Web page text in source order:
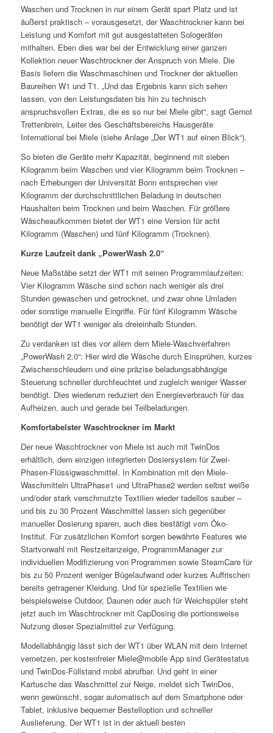
Waschen und Trocknen in nur einem Gerät spart Platz und ist
äußerst praktisch – vorausgesetzt, der Waschtrockner kann bei
Leistung und Komfort mit gut ausgestatteten Sologeräten
mithalten. Eben dies war bei der Entwicklung einer ganzen
Kollektion neuer Waschtrockner der Anspruch von Miele. Die
Basis liefern die Waschmaschinen und Trockner der aktuellen
Baureihen W1 und T1. „Und das Ergebnis kann sich sehen
lassen, von den Leistungsdaten bis hin zu technisch
anspruchsvollen Extras, die es so nur bei Miele gibt“, sagt Gernot
Trettenbrein, Leiter des Geschäftsbereichs Hausgeräte
International bei Miele (siehe Anlage „Der WT1 auf einen Blick“).
So bieten die Geräte mehr Kapazität, beginnend mit sieben
Kilogramm beim Waschen und vier Kilogramm beim Trocknen –
nach Erhebungen der Universität Bonn entsprechen vier
Kilogramm der durchschnittlichen Beladung in deutschen
Haushalten beim Trocknen und beim Waschen. Für größere
Wäscheaufkommen bietet der WT1 eine Version für acht
Kilogramm (Waschen) und fünf Kilogramm (Trocknen).
Kurze Laufzeit dank „PowerWash 2.0“
Neue Maßstäbe setzt der WT1 mit seinen Programmlaufzeiten:
Vier Kilogramm Wäsche sind schon nach weniger als drei
Stunden gewaschen und getrocknet, und zwar ohne Umladen
oder sonstige manuelle Eingriffe. Für fünf Kilogramm Wäsche
benötigt der WT1 weniger als dreieinhalb Stunden.
Zu verdanken ist dies vor allem dem Miele-Waschverfahren
„PowerWash 2.0“: Hier wird die Wäsche durch Einsprühen, kurzes
Zwischenschleudern und eine präzise beladungsabhängige
Steuerung schneller durchfeuchtet und zugleich weniger Wasser
benötigt. Dies wiederum reduziert den Energieverbrauch für das
Aufheizen, auch und gerade bei Teilbeladungen.
Komfortabelster Waschtrockner im Markt
Der neue Waschtrockner von Miele ist auch mit TwinDos
erhältlich, dem einzigen integrierten Dosiersystem für Zwei-
Phasen-Flüssigwaschmittel. In Kombination mit den Miele-
Waschmitteln UltraPhase1 und UltraPhase2 werden selbst weiße
und/oder stark verschmutzte Textilien wieder tadellos sauber –
und bis zu 30 Prozent Waschmittel lassen sich gegenüber
manueller Dosierung sparen, auch dies bestätigt vom Öko-
Institut. Für zusätzlichen Komfort sorgen bewährte Features wie
Startvorwahl mit Restzeitanzeige, ProgrammManager zur
individuellen Modifizierung von Programmen sowie SteamCare für
bis zu 50 Prozent weniger Bügelaufwand oder kurzes Auffrischen
bereits getragener Kleidung. Und für spezielle Textilien wie
beispielsweise Outdoor, Daunen oder auch für Weichspüler steht
jetzt auch im Waschtrockner mit CapDosing die portionsweise
Nutzung dieser Spezialmittel zur Verfügung.
Modellabhängig lässt sich der WT1 über WLAN mit dem Internet
vernetzen, per kostenfreier Miele@mobile App sind Gerätestatus
und TwinDos-Füllstand mobil abrufbar. Und geht in einer
Kartusche das Waschmittel zur Neige, meldet sich TwinDos,
wenn gewünscht, sogar automatisch auf dem Smartphone oder
Tablet, inklusive bequemer Bestelloption und schneller
Auslieferung. Der WT1 ist in der aktuell besten